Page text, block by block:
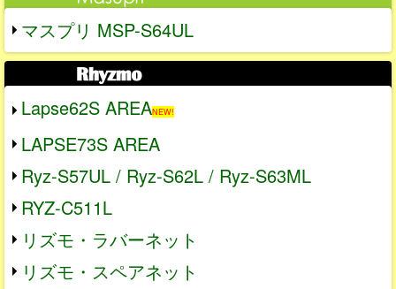
マスプリ MSP-S64UL
Lapse62S AREANEW!
LAPSE73S AREA
Ryz-S57UL / Ryz-S62L / Ryz-S63ML
RYZ-C511L
リズモ・ラバーネット
リズモ・スペアネット